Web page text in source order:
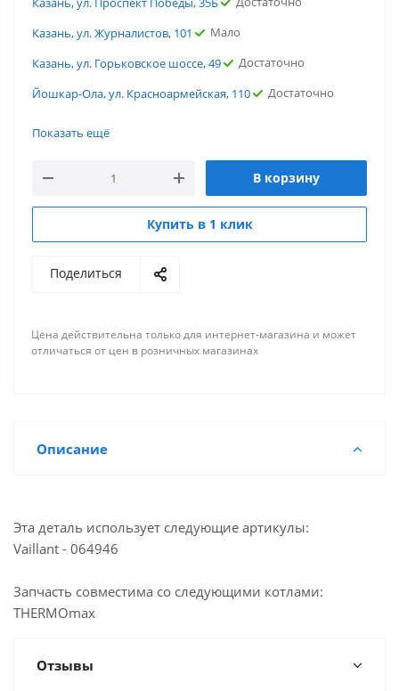
Казань, ул. Журналистов, 101
Мало
Казань, ул. Горьковское шоссе, 49
Достаточно
Йошкар-Ола, ул. Красноармейская, 110
Достаточно
Склад г. Челябинск, Проспект Свердловский, 39
Мало
Склад г. Волгоград Проспект имени В. И.
Ленина,215А
Мало
Казань, ул. Проспект Победы, 35Б
Казань, ул. Журналистов, 101
Мало
Показать ещё
В корзину
Купить в 1 клик
Поделиться
Цена действительна только для интернет-магазина и может
отличаться от цен в розничных магазинах
Описание
Эта деталь использует следующие артикулы:
Vaillant - 064946
Запчасть совместима со следующими котлами:
THERMOmax
Отзывы